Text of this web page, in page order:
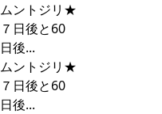
ムントジリ★
７日後と60
日後...
ムントジリ★
７日後と60
日後...